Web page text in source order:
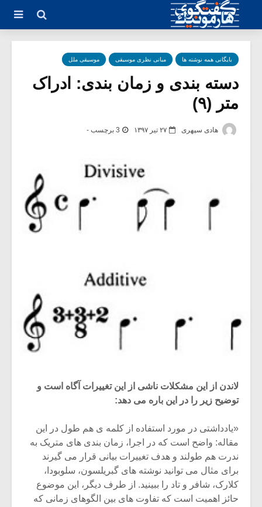
بایگانی همه نوشته ها مبانی نظری موسیقی موسیقی ملل
دسته بندی و زمان بندی: ادراک
متر (۹)
هادی سپهری ۲۷ تیر ۱۳۹۷ 3 برچسب -
لاندن از این مشکلات ناشی از این تغییرات آگاه است و
توضیح زیر را در این باره می دهد:
«یادداشتی در مورد استفاده از کلمه ی هم طول در این
مقاله: واضح است که در اجرا، زمان بندی های متریک به
ندرت هم طولند و هدف تغییرات بیانی قرار می گیرند
برای مثال می توانید نوشته های گبریلسون، سلوبودا،
کلارک، شافر و تاد را ببینید. از طرف دیگر، این موضوع
حائز اهمیت است که تفاوت های بین الگوهای زمانی که